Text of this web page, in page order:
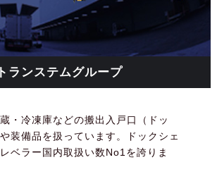
トランステムグループ
・冷凍庫などの搬出入戸口（ドッ
装備品を扱っています。ドックシェ
ベラー国内取扱い数No1を誇りま